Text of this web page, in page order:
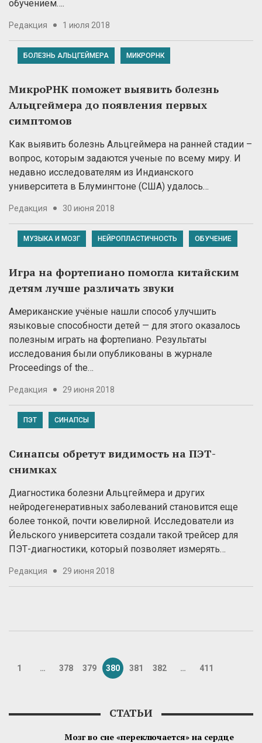
обучением….
Редакция 1 июля 2018
БОЛЕЗНЬ АЛЬЦГЕЙМЕРА МИКРОРНК
МикроРНК поможет выявить болезнь
Альцгеймера до появления первых
симптомов
Как выявить болезнь Альцгеймера на ранней стадии –
вопрос, которым задаются ученые по всему миру. И
недавно исследователям из Индианского
университета в Блумингтоне (США) удалось…
Редакция 30 июня 2018
МУЗЫКА И МОЗГ НЕЙРОПЛАСТИЧНОСТЬ ОБУЧЕНИЕ
Игра на фортепиано помогла китайским
детям лучше различать звуки
Американские учёные нашли способ улучшить
языковые способности детей — для этого оказалось
полезным играть на фортепиано. Результаты
исследования были опубликованы в журнале
Proceedings of the…
Редакция 29 июня 2018
ПЭТ СИНАПСЫ
Синапсы обретут видимость на ПЭТ-
снимках
Диагностика болезни Альцгеймера и других
нейродегенеративных заболеваний становится еще
более тонкой, почти ювелирной. Исследователи из
Йельского университета создали такой трейсер для
ПЭТ-диагностики, который позволяет измерять…
Редакция 29 июня 2018
1 … 378 379 380 381 382 … 411
СТАТЬИ
Мозг во сне «переключается» на сердце